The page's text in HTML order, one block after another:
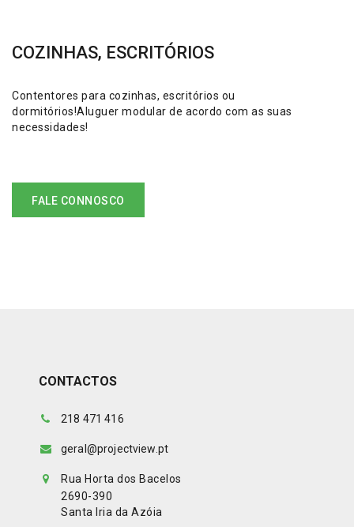
COZINHAS, ESCRITÓRIOS
Contentores para cozinhas, escritórios ou
dormitórios!Aluguer modular de acordo com as suas
necessidades!
FALE CONNOSCO
CONTACTOS
218 471 416
geral@projectview.pt
Rua Horta dos Bacelos
2690-390
Santa Iria da Azóia